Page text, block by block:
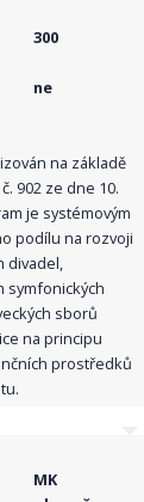
300
ne
na základě
902 ze dne 10.
je systémovým
podílu na rozvoji
divadel,
symfonických
sborů
na principu
prostředků
MK